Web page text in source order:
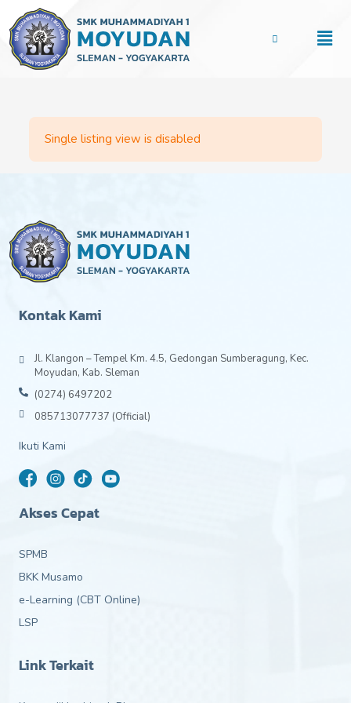
Lewati
konten
Single listing view is disabled
Kontak Kami
Jl. Klangon – Tempel Km. 4.5, Gedongan Sumberagung, Kec.
Moyudan, Kab. Sleman
(0274) 6497202
085713077737 (Official)
Ikuti Kami
Akses Cepat
SPMB
BKK Musamo
e-Learning (CBT Online)
LSP
Link Terkait